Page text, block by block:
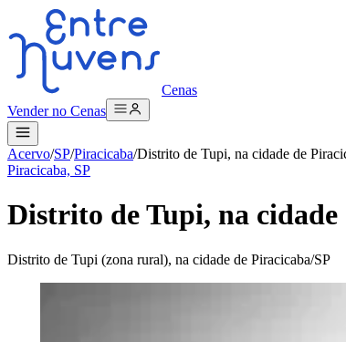
Cenas
Vender no Cenas
Acervo/SP/Piracicaba/Distrito de Tupi, na cidade de
Piracicaba, SP
Distrito de Tupi, na cidade
Distrito de Tupi (zona rural), na cidade de Piracicaba/SP